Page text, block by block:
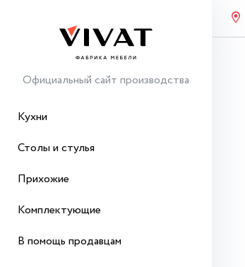
Официальный сайт производства
Кухни
Столы и стулья
Прихожие
Комплектующие
В помощь продавцам